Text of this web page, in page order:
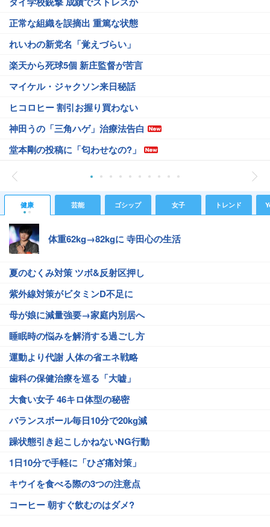
正常な組織を誤摘出 重篤な状態
れいわの新党名「覚えづらい」
楽天から死球5個 新庄監督が苦言
マイケル・ジャクソン来日秘話
ヒコロヒー 割引お握り買わない
神田うの「三角ハゲ」治療法告白
堂本剛の投稿に「匂わせなの?」
健康 芸能 ゴシップ 女子 トレンド
体重62kg→82kgに 寺田心の生活
夏のむくみ対策 ツボ&反射区押し
紫外線対策がビタミンD不足に
母が娘に減量強要→家庭内別居へ
睡眠時の悩みを解消する過ごし方
運動より代謝 人体の省エネ戦略
歯科の保健治療を巡る「大嘘」
大食い女子 46キロ体型の秘密
バランスボール毎日10分で20kg減
躁状態引き起こしかねないNG行動
1日10分で手軽に「ひざ痛対策」
キウイを食べる際の3つの注意点
コーヒー 朝すぐ飲むのはダメ?